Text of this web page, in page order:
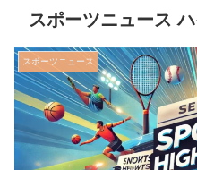
スポーツニュース
スポーツニュース